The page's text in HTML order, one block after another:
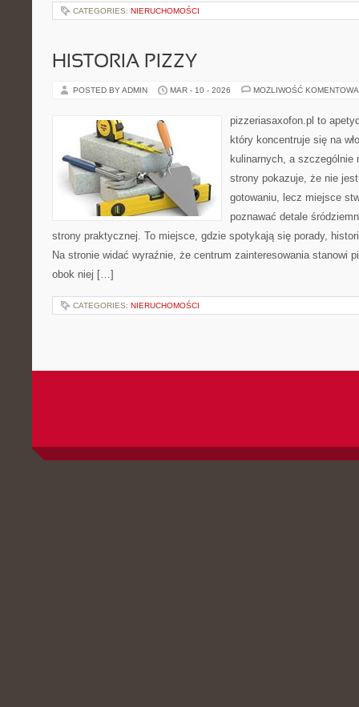
CATEGORIES: NIERUCHOMOŚCI
HISTORIA PIZZY
POSTED BY ADMIN MAR - 10 - 2026 MOŻLIWOŚĆ
pizzeriasaxofon.pl to
który koncentruje się na
kulinarnych, a
strony pokazuje, że nie
gotowaniu, lecz miejsce
poznawać detale
strony praktycznej. To miejsce, gdzie spotykają się porady,
Na stronie widać wyraźnie, że centrum zainteresowania stanowi
obok niej […]
CATEGORIES: NIERUCHOMOŚCI